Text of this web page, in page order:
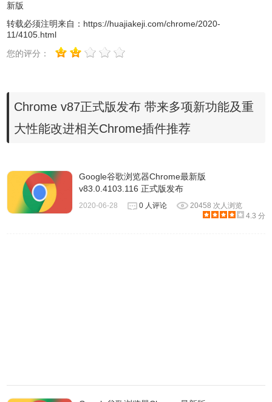
歌浏览器目前自带的最近标签页类似但有所改进，现在用户
更容易找到需要的页面而不是显示网站地址。目前上述功能
仅在烹饪和购物类的页面上支持，谷歌计划在明年时扩大测
试范围为此功能添加更多娱乐性的活动。
新版
转载必须注明来自： https://huajiakeji.com/chrome/2020-
11/4105.html
您的评分：
Chrome v87正式版发布 带来多项新功能及重
大性能改进相关Chrome插件推荐
Google谷歌浏览器Chrome最新版
v83.0.4103.116 正式版发布
2020-06-28 0 人评论
20458 次人浏览
4.3 分